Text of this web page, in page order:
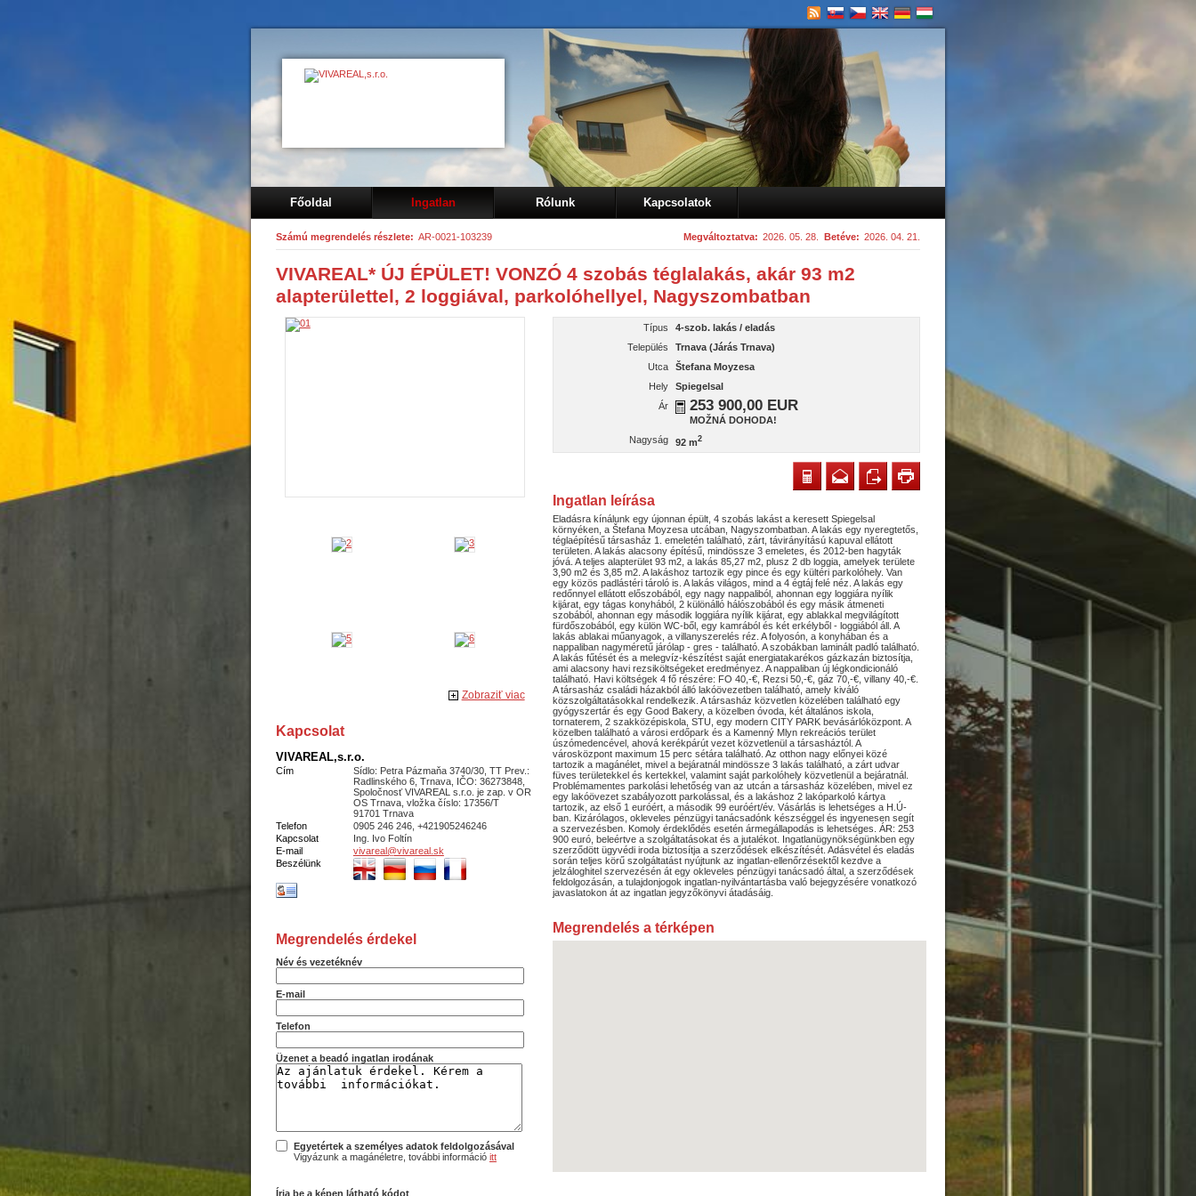
Főoldal Ingatlan Rólunk Kapcsolatok
Számú megrendelés részlete: AR-0021-103239 Megváltoztatva: 2026. 05. 28. Betéve: 2026. 04. 21.
VIVAREAL* ÚJ ÉPÜLET! VONZÓ 4 szobás téglalakás, akár 93 m2
alapterülettel, 2 loggiával, parkolóhellyel, Nagyszombatban
Zobraziť viac
Kapcsolat
VIVAREAL,s.r.o.
Cím
Sídlo: Petra Pázmaňa 3740/30, TT Prev.:
Radlinského 6, Trnava, IČO: 36273848,
Spoločnosť VIVAREAL s.r.o. je zap. v OR
OS Trnava, vložka číslo: 17356/T
91701 Trnava
Telefon
0905 246 246, +421905246246
Kapcsolat
Ing. Ivo Foltín
E-mail
vivareal@vivareal.sk
Beszélünk
Megrendelés érdekel
Név és vezetéknév
E-mail
Telefon
Üzenet a beadó ingatlan irodának
Egyetértek a személyes adatok feldolgozásával
Vigyázunk a magánéletre, további információ itt
Írja be a képen látható kódot
Típus
4-szob. lakás / eladás
Település
Trnava (Járás Trnava)
Utca
Štefana Moyzesa
Hely
Spiegelsal
Ár
253 900,00 EUR
MOŽNÁ DOHODA!
Nagyság
92 m2
Ingatlan leírása
Eladásra kínálunk egy újonnan épült, 4 szobás lakást a keresett Spiegelsal
környéken, a Štefana Moyzesa utcában, Nagyszombatban. A lakás egy nyeregtetős,
téglaépítésű társasház 1. emeletén található, zárt, távirányítású kapuval ellátott
területen. A lakás alacsony építésű, mindössze 3 emeletes, és 2012-ben hagyták
jóvá. A teljes alapterület 93 m2, a lakás 85,27 m2, plusz 2 db loggia, amelyek területe
3,90 m2 és 3,85 m2. A lakáshoz tartozik egy pince és egy kültéri parkolóhely. Van
egy közös padlástéri tároló is. A lakás világos, mind a 4 égtáj felé néz. A lakás egy
redőnnyel ellátott előszobából, egy nagy nappaliból, ahonnan egy loggiára nyílik
kijárat, egy tágas konyhából, 2 különálló hálószobából és egy másik átmeneti
szobából, ahonnan egy második loggiára nyílik kijárat, egy ablakkal megvilágított
fürdőszobából, egy külön WC-ből, egy kamrából és két erkélyből - loggiából áll. A
lakás ablakai műanyagok, a villanyszerelés réz. A folyosón, a konyhában és a
nappaliban nagyméretű járólap - gres - található. A szobákban laminált padló található.
A lakás fűtését és a melegvíz-készítést saját energiatakarékos gázkazán biztosítja,
ami alacsony havi rezsiköltségeket eredményez. A nappaliban új légkondicionáló
található. Havi költségek 4 fő részére: FO 40,-€, Rezsi 50,-€, gáz 70,-€, villany 40,-€.
A társasház családi házakból álló lakóövezetben található, amely kiváló
közszolgáltatásokkal rendelkezik. A társasház közvetlen közelében található egy
gyógyszertár és egy Good Bakery, a közelben óvoda, két általános iskola,
tornaterem, 2 szakközépiskola, STU, egy modern CITY PARK bevásárlóközpont. A
közelben található a városi erdőpark és a Kamenný Mlyn rekreációs terület
úszómedencével, ahová kerékpárút vezet közvetlenül a társasháztól. A
városközpont maximum 15 perc sétára található. Az otthon nagy előnyei közé
tartozik a magánélet, mivel a bejáratnál mindössze 3 lakás található, a zárt udvar
füves területekkel és kertekkel, valamint saját parkolóhely közvetlenül a bejáratnál.
Problémamentes parkolási lehetőség van az utcán a társasház közelében, mivel ez
egy lakóövezet szabályozott parkolással, és a lakáshoz 2 lakóparkoló kártya
tartozik, az első 1 euróért, a második 99 euróért/év. Vásárlás is lehetséges a H.Ú-
ban. Kizárólagos, okleveles pénzügyi tanácsadónk készséggel és ingyenesen segít
a szervezésben. Komoly érdeklődés esetén ármegállapodás is lehetséges. ÁR: 253
900 euró, beleértve a szolgáltatásokat és a jutalékot. Ingatlanügynökségünkben egy
szerződött ügyvédi iroda biztosítja a szerződések elkészítését. Adásvétel és eladás
során teljes körű szolgáltatást nyújtunk az ingatlan-ellenőrzésektől kezdve a
jelzáloghitel szervezésén át egy okleveles pénzügyi tanácsadó által, a szerződések
feldolgozásán, a tulajdonjogok ingatlan-nyilvántartásba való bejegyzésére vonatkozó
javaslatokon át az ingatlan jegyzőkönyvi átadásáig.
Megrendelés a térképen